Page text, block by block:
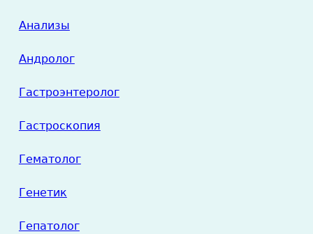
Анализы
Андролог
Гастроэнтеролог
Гастроскопия
Гематолог
Генетик
Гепатолог